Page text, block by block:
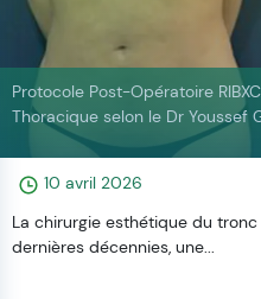
10 avril 2026
Protocole Post-Opératoire
Thoracique selon le Dr Youssef
La chirurgie esthétique du
dernières décennies, une...